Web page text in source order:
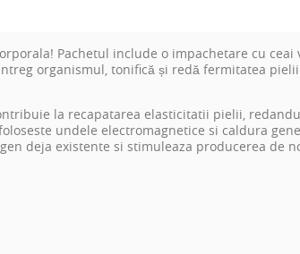
Pachetul include o impachetare cu
organismul, tonifică și redă fermitatea
la recapatarea elasticitatii pielii,
undele electromagnetice si caldura
deja existente si stimuleaza producerea de